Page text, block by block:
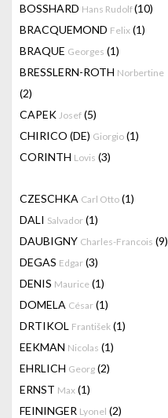
BOSSHARD Hans Rudolf(10)
BRACQUEMOND Felix (1)
BRAQUE Georges (1)
BRESSLERN-ROTH Norbertine
(2)
CAPEK Josef (5)
CHIRICO (DE) Giorgio (1)
CORINTH Lovis (3)
CZESCHKA Carl Otto (1)
DALI Salvador (1)
DAUBIGNY Charles-Francois (9)
DEGAS Edgar (3)
DENIS Maurice (1)
DOMELA César (1)
DRTIKOL František (1)
EEKMAN Nicolas (1)
EHRLICH Georg (2)
ERNST Max (1)
FEININGER Lyonel (2)